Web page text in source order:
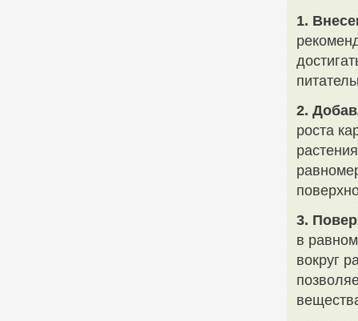
1.
2.
роста
3.
в
вокруг